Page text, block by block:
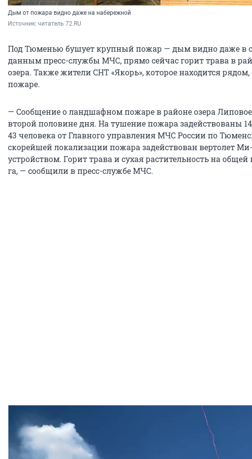
Дым от пожара видно даже на набережной
Источник: читатель 72.RU
Под Тюменью бушует крупный пожар — дым видно даже в
данным пресс-службы МЧС, прямо сейчас горит трава в
озера. Также жители СНТ «Якорь», которое находится
пожаре.
— Сообщение о ландшафном пожаре в районе озера
второй половине дня. На тушение пожара задействованы
43 человека от Главного управления МЧС России по
скорейшей локализации пожара задействован вертолет
устройством. Горит трава и сухая растительность на
га, — сообщили в пресс-службе МЧС.